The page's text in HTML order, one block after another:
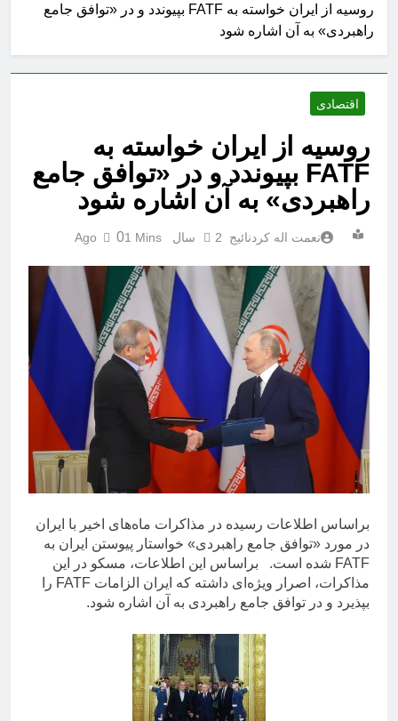
روسیه از ایران خواسته به FATF بپیوندد و در «توافق جامع
راهبردی» به آن اشاره شود
اقتصادی
روسیه از ایران خواسته به
FATF بپیوندد و در «توافق جامع
راهبردی» به آن اشاره شود
نعمت اله کردنائیج 2 سال Ago 01 Mins
براساس اطلاعات رسیده در مذاکرات ماه‌های اخیر با ایران
در مورد «توافق جامع راهبردی» خواستار پیوستن ایران به
FATF شده است. براساس این اطلاعات، مسکو در این
مذاکرات، اصرار ویژه‌ای داشته که ایران الزامات FATF را
بپذیرد و در توافق جامع راهبردی به آن اشاره شود.